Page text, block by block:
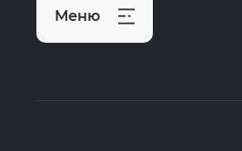
Меню